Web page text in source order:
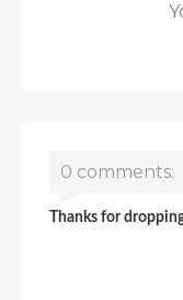
0 comments:
Thanks for